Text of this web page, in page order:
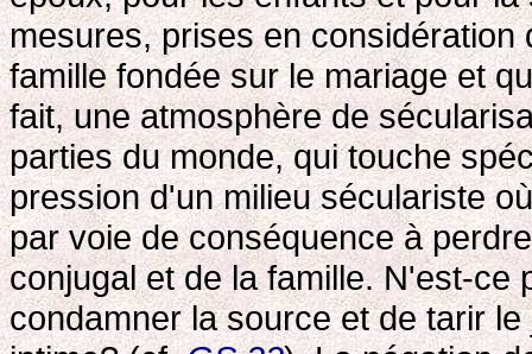
mesures, prises en
famille fondée sur le mariage et
fait, une atmosphère de
parties du monde, qui touche
pression d'un milieu séculariste
par voie de conséquence à
conjugal et de la famille. N'est-ce
condamner la source et de tarir